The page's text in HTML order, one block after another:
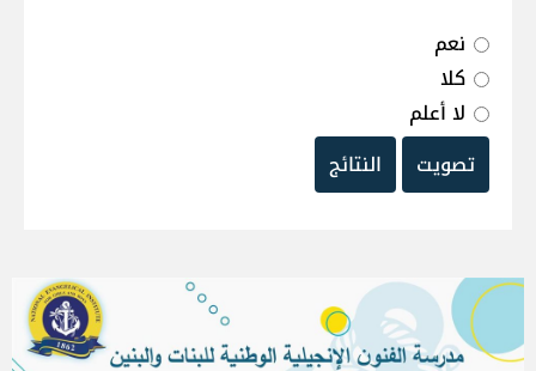
نعم
كلا
لا أعلم
تصويت
النتائج